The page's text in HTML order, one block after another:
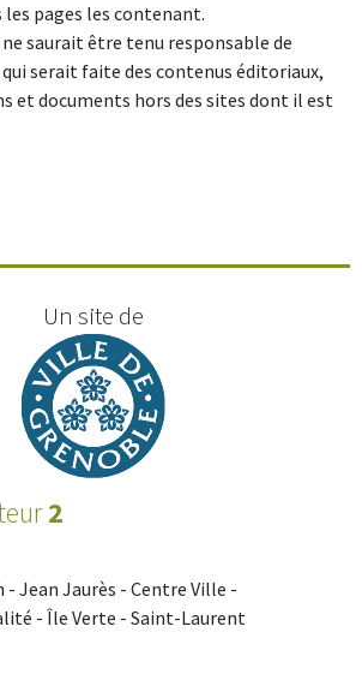
pages les contenant.
saurait être tenu responsable de
serait faite des contenus éditoriaux,
et documents hors des sites dont il est
Un site de
2
Jean Jaurès - Centre Ville -
- Île Verte - Saint-Laurent